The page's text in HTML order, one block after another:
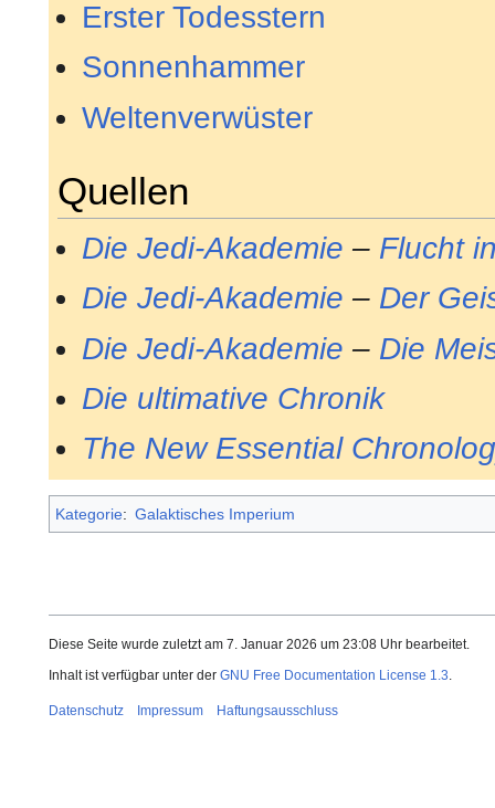
Erster Todesstern
Sonnenhammer
Weltenverwüster
Quellen
Die Jedi-Akademie – Flucht
Die Jedi-Akademie – Der
Die Jedi-Akademie – Die
Die ultimative Chronik
The New Essential
Kategorie: Galaktisches Imperium
Diese Seite wurde zuletzt am 7. Januar 2026 um 23:08 Uhr bearbeitet.
Inhalt ist verfügbar unter der GNU Free Documentation License 1.3
Datenschutz Impressum Haftungsausschluss